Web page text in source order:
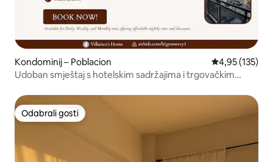
Kondominij – Poblacion Prosječna
4,95 (135)
Udoban smještaj s hotelskim sadržajima i trgovačkim
Odabrali gosti
Odabrali gosti